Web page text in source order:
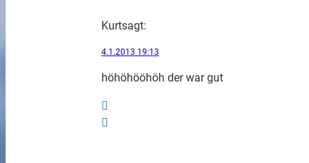
Kurtsagt:
4.1.2013 19:13
höhöhööhöh der war gut